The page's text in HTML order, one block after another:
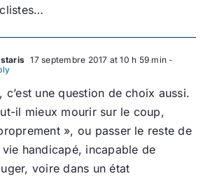
17 septembre 2017 at 10 h 59 min -
c’est une question de choix aussi.
il mieux mourir sur le coup,
», ou passer le reste de
vie handicapé, incapable de
voire dans un état